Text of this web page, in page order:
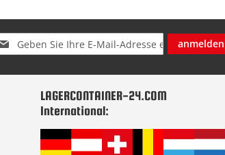
anmelden
LAGERCONTAINER-24.COM
International: